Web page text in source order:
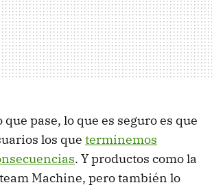
pase, lo que es seguro es que
los que terminemos
. Y productos como la
Machine, pero también lo